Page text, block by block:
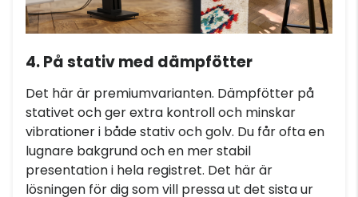
4. På stativ med dämpfötter
Det här är premiumvarianten. Dämpfötter på
stativet och ger extra kontroll och minskar
vibrationer i både stativ och golv. Du får ofta en
lugnare bakgrund och en mer stabil
presentation i hela registret. Det här är
lösningen för dig som vill pressa ut det sista ur